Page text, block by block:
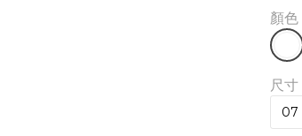
顏色
尺寸